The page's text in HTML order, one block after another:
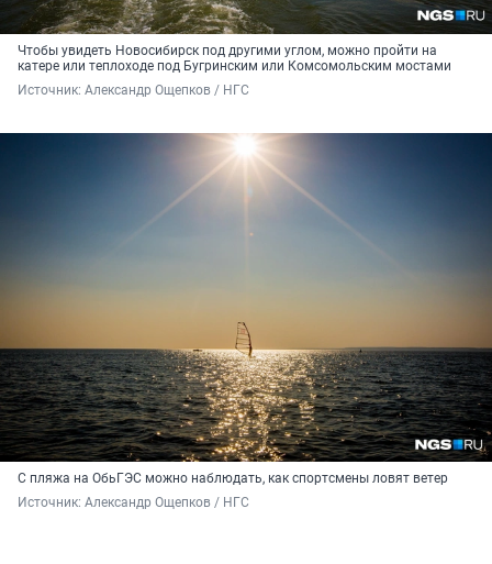
Чтобы увидеть Новосибирск под другими углом, можно пройти на
катере или теплоходе под Бугринским или Комсомольским мостами
Источник: Александр Ощепков / НГС
С пляжа на ОбьГЭС можно наблюдать, как спортсмены ловят ветер
Источник: Александр Ощепков / НГС